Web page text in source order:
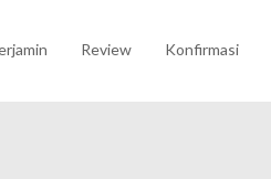
Review Konfirmasi